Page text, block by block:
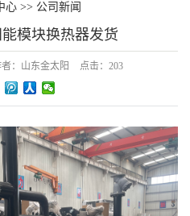
心 >> 公司新闻
模块换热器发货
： 山东金太阳 点击： 203